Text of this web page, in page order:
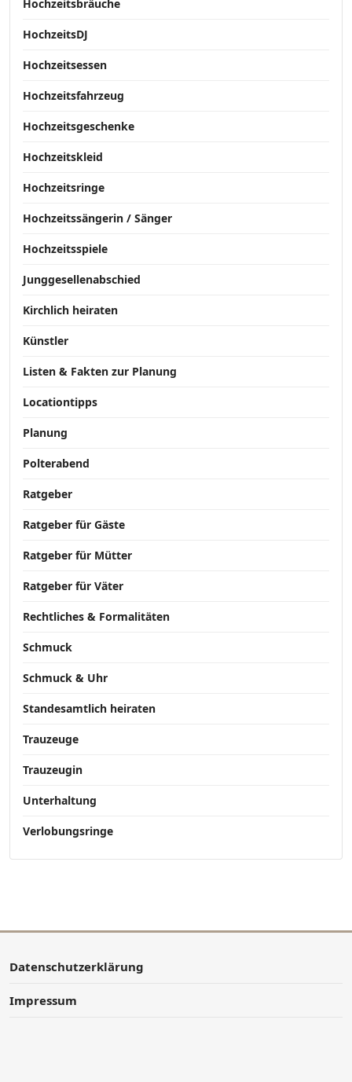
Hochzeitsbräuche
HochzeitsDJ
Hochzeitsessen
Hochzeitsfahrzeug
Hochzeitsgeschenke
Hochzeitskleid
Hochzeitsringe
Hochzeitssängerin / Sänger
Hochzeitsspiele
Junggesellenabschied
Kirchlich heiraten
Künstler
Listen & Fakten zur Planung
Locationtipps
Planung
Polterabend
Ratgeber
Ratgeber für Gäste
Ratgeber für Mütter
Ratgeber für Väter
Rechtliches & Formalitäten
Schmuck
Schmuck & Uhr
Standesamtlich heiraten
Trauzeuge
Trauzeugin
Unterhaltung
Verlobungsringe
Datenschutzerklärung
Impressum